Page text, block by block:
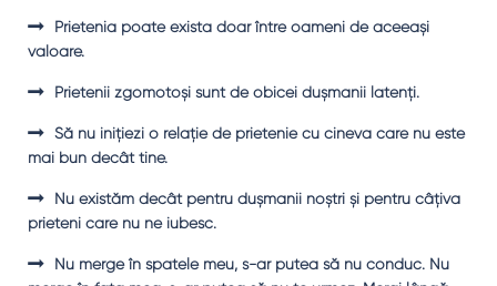
Prietenia poate exista doar între oameni de aceeaşi
valoare.
Prietenii zgomotoşi sunt de obicei duşmanii latenţi.
Să nu iniţiezi o relaţie de prietenie cu cineva care nu este
mai bun decât tine.
Nu existăm decât pentru duşmanii noştri şi pentru câţiva
prieteni care nu ne iubesc.
Nu merge în spatele meu, s-ar putea să nu conduc. Nu